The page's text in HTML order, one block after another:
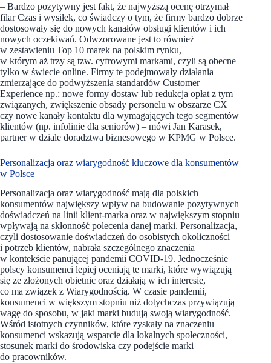
– Bardzo pozytywny jest fakt, że najwyższą ocenę otrzymał
filar Czas i wysiłek, co świadczy o tym, że firmy bardzo dobrze
dostosowały się do nowych kanałów obsługi klientów i ich
nowych oczekiwań. Odwzorowane jest to również
w zestawieniu Top 10 marek na polskim rynku,
w którym aż trzy są tzw. cyfrowymi markami, czyli są obecne
tylko w świecie online. Firmy te podejmowały działania
zmierzające do podwyższenia standardów Customer
Experience np.: nowe formy dostaw lub redukcja opłat z tym
związanych, zwiększenie obsady personelu w obszarze CX
czy nowe kanały kontaktu dla wymagających tego segmentów
klientów (np. infolinie dla seniorów) – mówi Jan Karasek,
partner w dziale doradztwa biznesowego w KPMG w Polsce.
Personalizacja oraz wiarygodność kluczowe dla konsumentów
w Polsce
Personalizacja oraz wiarygodność mają dla polskich
konsumentów największy wpływ na budowanie pozytywnych
doświadczeń na linii klient-marka oraz w największym stopniu
wpływają na skłonność polecenia danej marki. Personalizacja,
czyli dostosowanie doświadczeń do osobistych okoliczności
i potrzeb klientów, nabrała szczególnego znaczenia
w kontekście panującej pandemii COVID-19. Jednocześnie
polscy konsumenci lepiej oceniają te marki, które wywiązują
się ze złożonych obietnic oraz działają w ich interesie,
co ma związek z Wiarygodnością. W czasie pandemii,
konsumenci w większym stopniu niż dotychczas przywiązują
wagę do sposobu, w jaki marki budują swoją wiarygodność.
Wśród istotnych czynników, które zyskały na znaczeniu
konsumenci wskazują wsparcie dla lokalnych społeczności,
stosunek marki do środowiska czy podejście marki
do pracowników.